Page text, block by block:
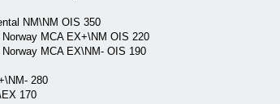
NM\NM OIS 350
MCA EX+\NM OIS 220
MCA EX\NM- OIS 190
280
170